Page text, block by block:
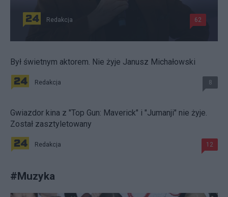
Redakcja 62
Był świetnym aktorem. Nie żyje Janusz Michałowski
Redakcja 8
Gwiazdor kina z "Top Gun: Maverick" i "Jumanji" nie żyje.
Został zasztyletowany
Redakcja 12
#Muzyka